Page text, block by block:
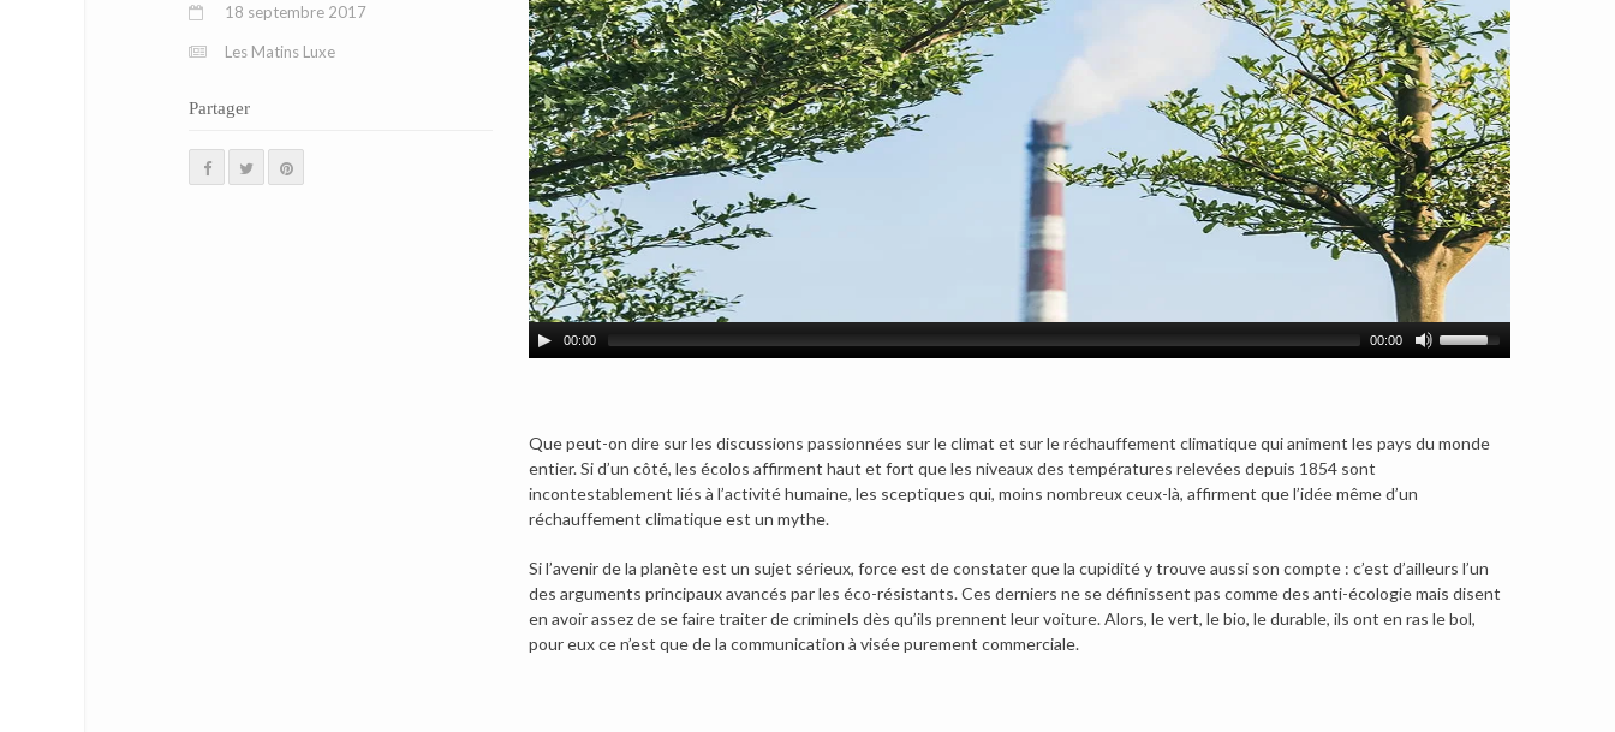
18 septembre 2017
Les Matins Luxe
Partager
00:00 00:00
Que peut-on dire sur les discussions passionnées sur le climat et sur le réchauffement climatique qui animent les pays du monde
entier.Si d’un côté, les écolos affirment haut et fort que les niveaux des températures relevées depuis 1854 sont
incontestablement liés à l’activité humaine, les sceptiques qui, moins nombreux ceux-là, affirment que l’idée même d’un
réchauffement climatique est un mythe.
Si l’avenir de la planète est un sujet sérieux, force est de constater que la cupidité y trouve aussi son compte : c’est d’ailleurs l’un
des arguments principaux avancés par les éco-résistants. Ces derniers ne se définissent pas comme des anti-écologie mais disent
en avoir assez de se faire traiter de criminels dès qu’ils prennent leur voiture. Alors, le vert, le bio, le durable, ils ont en ras le bol,
pour eux ce n’est que de la communication à visée purement commerciale.